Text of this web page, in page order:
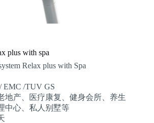
plus with spa
Relax plus with Spa
EMC /TUV GS
地产、医疗康复、健身会所、养生
中心、私人别墅等